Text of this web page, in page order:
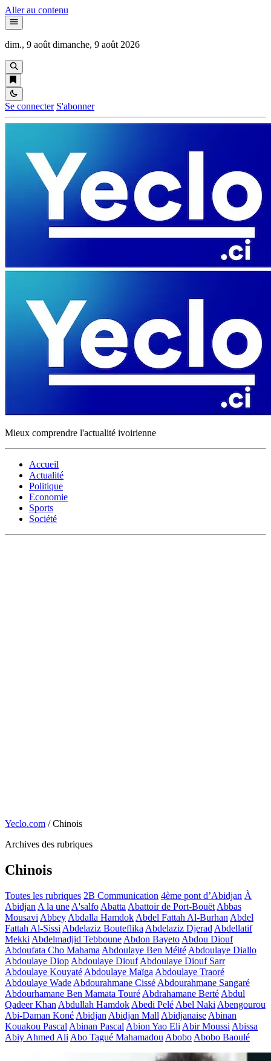
Aller au contenu
dim., 9 août dimanche, 9 août 2026
Se connecter S'abonner
Mieux comprendre l'actualité ivoirienne
Accueil
Actualité
Politique
Economie
Sports
Société
Yeclo.com / Chinois
Archives des rubriques
Chinois
Toutes les rubriques 2B Communication 4ème pont d’Abidjan À
Abidjan A la une A'salfo Abatta Abattoir de Port-Bouët Abbas
Mousavi Abbey Abdalla Hamdok Abdel Fattah Al-Burhan Abdel
Fattah Al-Sissi Abdelaziz Bouteflika Abdelaziz Djerad Abdellatif
Mekki Abdelmadjid Tebboune Abdon Bayeto Abdou Diouf
Abdoufata Cho Mahama Abdoulaye Ben Méité Abdoulaye Diallo
Abdoulaye Diop Abdoulaye Diouf Abdoulaye Diouf Sarr
Abdoulaye Kouyaté Abdoulaye Maïga Abdoulaye Traoré
Abdoulaye Wade Abdourahmane Cissé Abdourahmane Sangaré
Abdourhamane Ben Mamata Touré Abdrahamane Berté Abdul
Qadeer Khan Abdullah Hamdok Abedi Pelé Abel Naki Abengourou
Abi-Daman Koné Abidjan Abidjan Mall Abidjanaise Abinan
Kouakou Pascal Abinan Pascal Abion Yao Eli Abir Moussi Abissa
Abiy Ahmed Ali Abo Tagué Mahamadou Abobo Abobo Baoulé